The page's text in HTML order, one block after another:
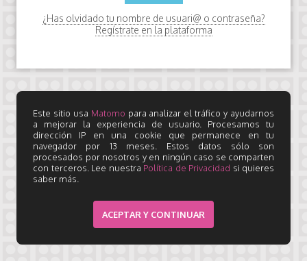
¿Has olvidado tu nombre de usuari@ o contraseña?
Regístrate en la plataforma
Este sitio usa Matomo para analizar el tráfico y ayudarnos
a mejorar la experiencia de usuario. Procesamos tu
dirección IP en una cookie que permanece en tu
navegador por 13 meses. Estos datos sólo son
procesados por nosotros y en ningún caso se comparten
con terceros. Lee nuestra Política de Privacidad si quieres
saber más.